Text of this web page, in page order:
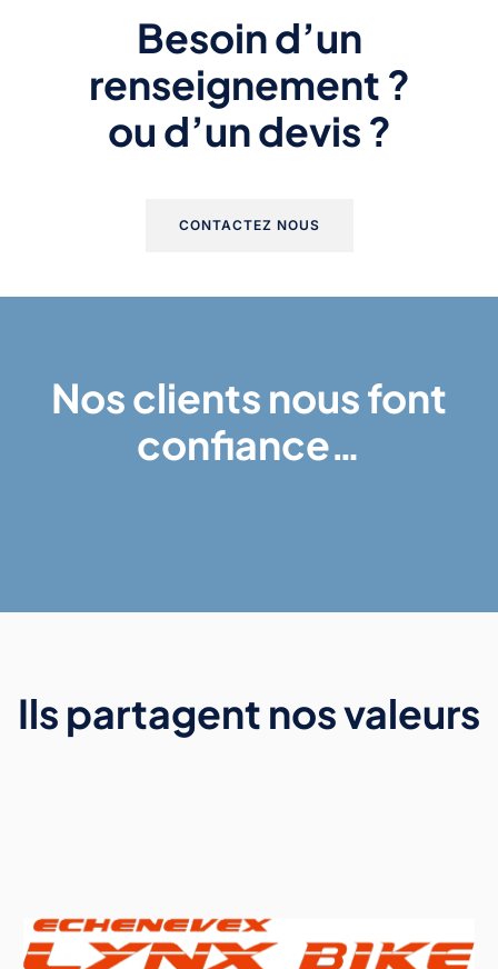
Besoin d’un
renseignement ?
ou d’un devis ?
CONTACTEZ NOUS
Nos clients nous font
confiance…
Ils partagent nos valeurs